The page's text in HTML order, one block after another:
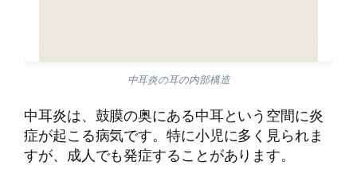
中耳炎の耳の内部構造
中耳炎は、鼓膜の奥にある中耳という空間に炎
症が起こる病気です。特に小児に多く見られま
すが、成人でも発症することがあります。